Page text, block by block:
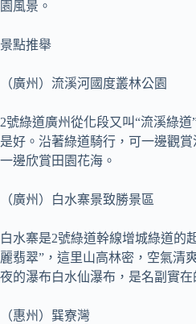
園風景。
景點推舉
（廣州）流溪河國度叢林公園
2號綠道廣州從化段又叫“流溪綠
是好。沿著綠道騎行，可一邊觀
一邊欣賞田園花海。
（廣州）白水寨景致勝景區
白水寨是2號綠道幹線增城綠道的
麗翡翠”，這里山高林密，空氣清
夜的瀑布白水仙瀑布，是名副實
（惠州）巽寮灣